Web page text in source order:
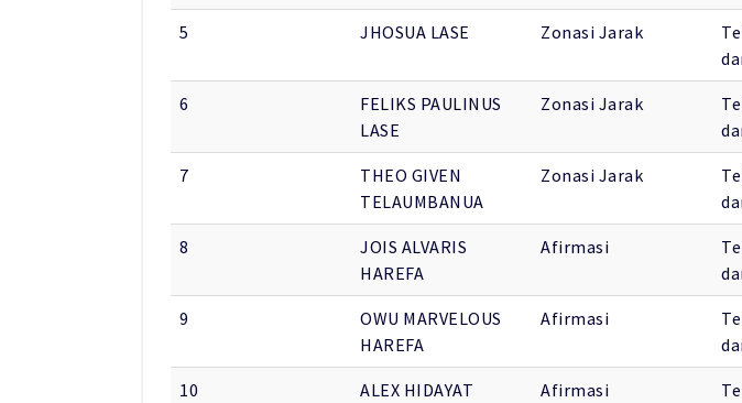
5 JHOSUA LASE Zonasi Jarak
6
FELIKS PAULINUS
LASE
Zonasi Jarak
7
THEO GIVEN
TELAUMBANUA
Zonasi Jarak
8
JOIS ALVARIS
HAREFA
Afirmasi
9
OWU MARVELOUS
HAREFA
Afirmasi
10
ALEX HIDAYAT
Afirmasi